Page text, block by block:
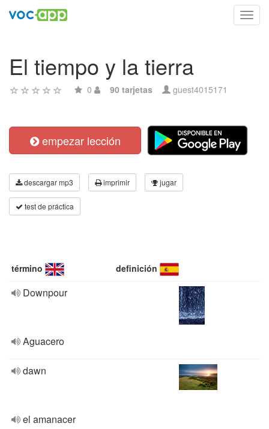
El tiempo y la tierra
0 90 tarjetas guest4015171
empezar lección
descargar mp3 imprimir jugar
test de práctica
término definición
Downpour
Aguacero
dawn
el amanacer